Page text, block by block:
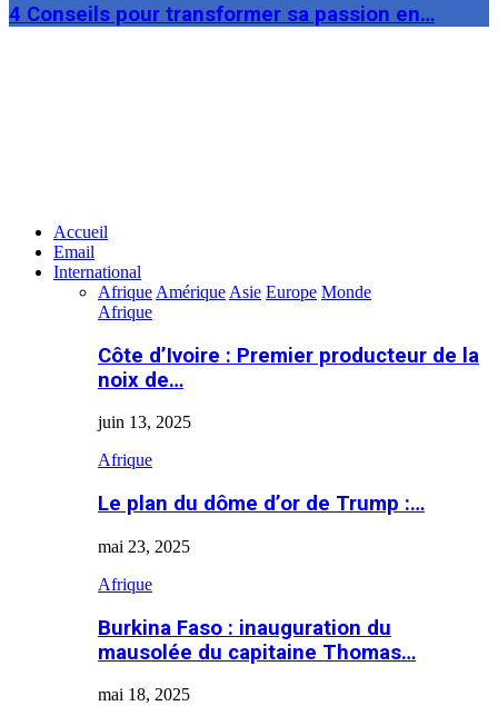
4 Conseils pour transformer sa passion en…
Accueil
Email
International
Afrique Amérique Asie Europe Monde
Afrique
Côte d’Ivoire : Premier producteur de la
noix de…
juin 13, 2025
Afrique
Le plan du dôme d’or de Trump :…
mai 23, 2025
Afrique
Burkina Faso : inauguration du
mausolée du capitaine Thomas…
mai 18, 2025